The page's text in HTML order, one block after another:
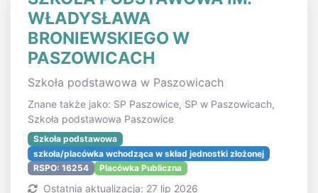
WŁADYSŁAWA
BRONIEWSKIEGO W
PASZOWICACH
Szkoła podstawowa w Paszowicach
Znane także jako: SP Paszowice, SP w Paszowicach,
Szkoła podstawowa Paszowice
Szkoła podstawowa
szkoła/placówka wchodząca w skład jednostki złożonej
RSPO: 16254
Placówka Publiczna
Ostatnia aktualizacja: 27 lip 2026